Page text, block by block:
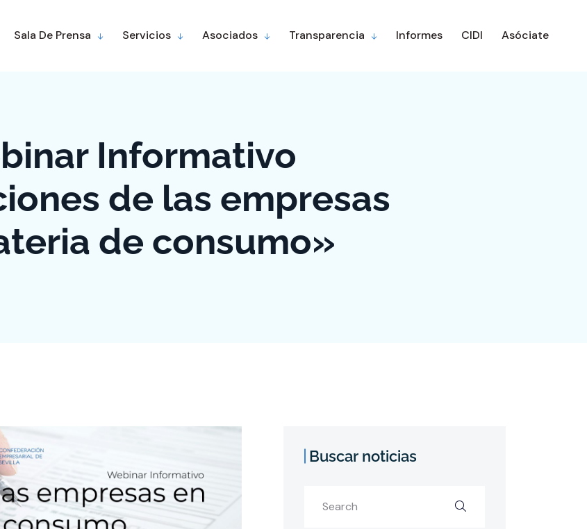
Sala De Prensa Servicios Asociados Transparencia Informes CIDI Asóciate
Informativo
de las empresas
de consumo»
Buscar noticias